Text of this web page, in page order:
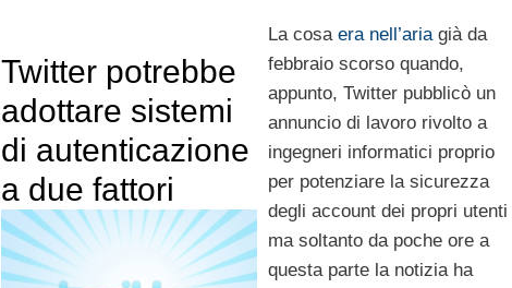
La cosa era nell’ariagià da
febbraio scorso quando,
appunto, Twitter pubblicò un
annuncio di lavoro rivolto a
ingegneri informatici proprio
per potenziare la sicurezza
degli account dei propri utenti
ma soltanto da poche ore a
questa parte la notizia ha
Twitter potrebbe
adottare sistemi
di autenticazione
a due fattori